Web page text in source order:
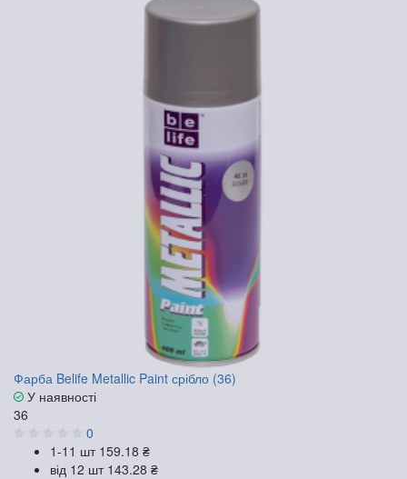
Фарба Belife Metallic Paint срібло (36)
У наявності
36
0
1-11 шт 159.18 ₴
від 12 шт 143.28 ₴